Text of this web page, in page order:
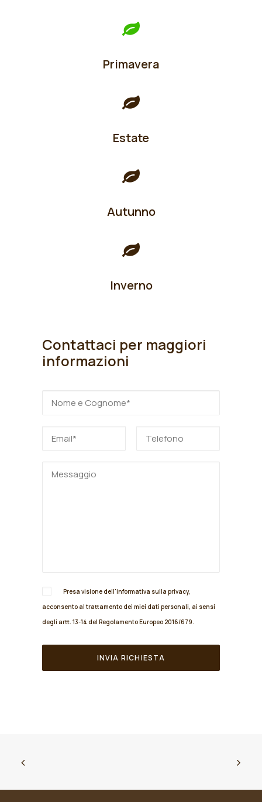
Primavera
Estate
Autunno
Inverno
Contattaci per maggiori
informazioni
Presa visione dell'informativa sulla privacy,
acconsento al trattamento dei miei dati personali, ai sensi
degli artt. 13-14 del Regolamento Europeo 2016/679.